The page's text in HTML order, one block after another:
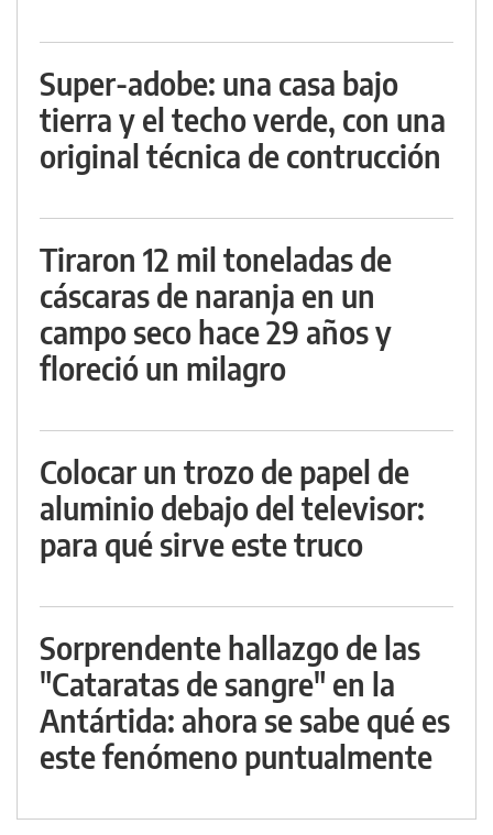
Super-adobe: una casa bajo
tierra y el techo verde, con una
original técnica de contrucción
Tiraron 12 mil toneladas de
cáscaras de naranja en un
campo seco hace 29 años y
floreció un milagro
Colocar un trozo de papel de
aluminio debajo del televisor:
para qué sirve este truco
Sorprendente hallazgo de las
"Cataratas de sangre" en la
Antártida: ahora se sabe qué es
este fenómeno puntualmente